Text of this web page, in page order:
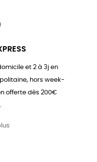
et 2 à 3j en
hors week-
offerte dès 200€